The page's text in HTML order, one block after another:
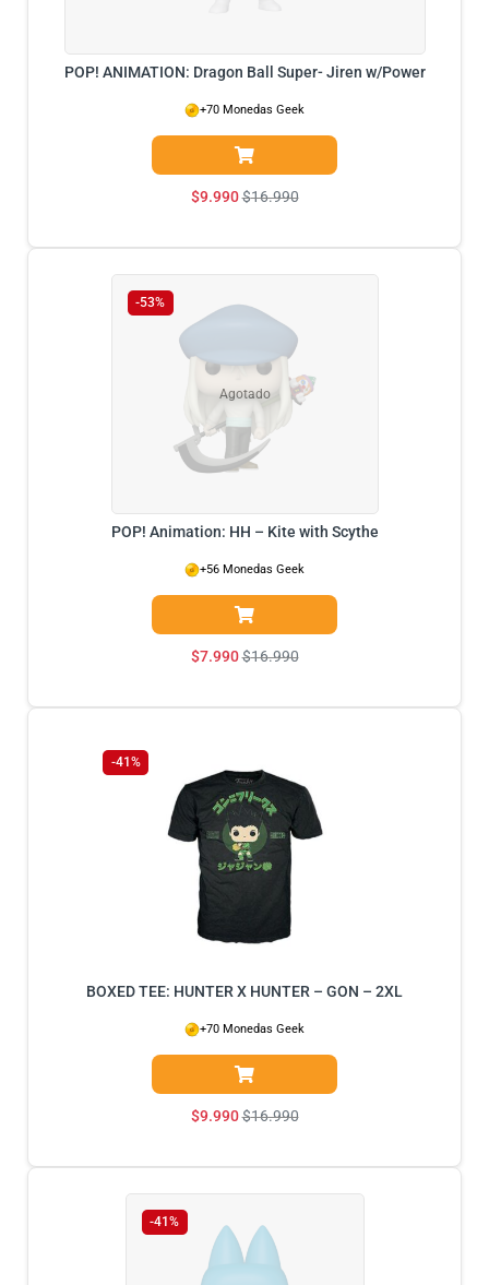
POP! ANIMATION: Dragon Ball Super- Jiren w/Power
$9.990$16.990
+70 Monedas Geek
-53%
Agotado
POP! Animation: HH – Kite with Scythe
$7.990$16.990
+56 Monedas Geek
-41%
BOXED TEE: HUNTER X HUNTER – GON – 2XL
$9.990$16.990
+70 Monedas Geek
-41%